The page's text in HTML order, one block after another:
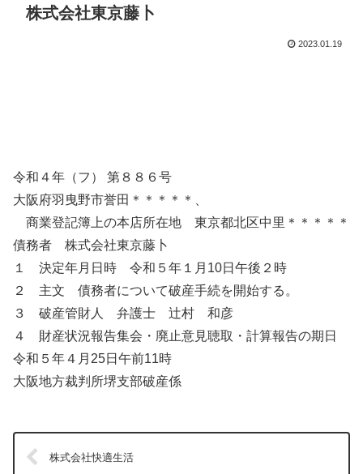
株式会社東京藤卜
2023.01.19
令和４年（フ） 第８８６号
大阪府羽曳野市誉田＊＊＊＊＊、
商業登記簿上の本店所在地 東京都北区中里＊＊＊＊＊
債務者 株式会社東京藤卜
１ 決定年月日時 令和５年１月10日午後２時
２ 主文 債務者について破産手続を開始する。
３ 破産管財人 弁護士 辻村 和彦
４ 財産状況報告集会・廃止意見聴取・計算報告の期日
令和５年４月25日午前11時
大阪地方裁判所堺支部破産係
株式会社快適生活